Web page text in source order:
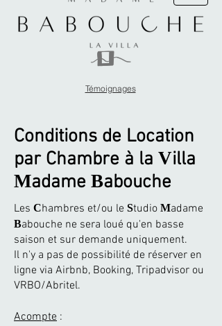
Témoignages
Conditions de Location
par Chambre à la Villa
Madame Babouche
Les Chambres et/ou le Studio Madame
Babouche ne sera loué qu'en basse
saison et sur demande uniquement.
Il n'y a pas de possibilité de réserver en
ligne via Airbnb, Booking, Tripadvisor ou
VRBO/Abritel.
Acompte :